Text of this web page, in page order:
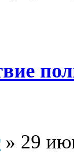
» 29